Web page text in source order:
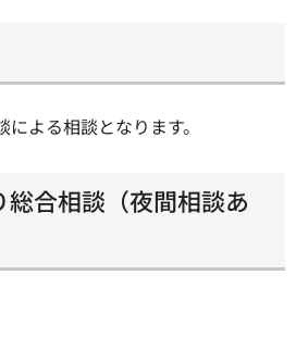
よる相談となります。
合相談（夜間相談あ